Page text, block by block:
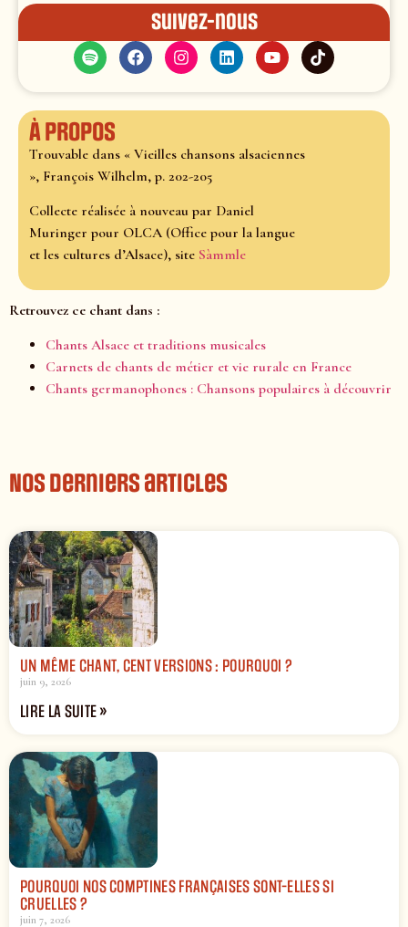
Suivez-nous
À propos
Trouvable dans « Vieilles chansons alsaciennes
», François Wilhelm, p. 202-205
Collecte réalisée à nouveau par Daniel
Muringer pour OLCA (Office pour la langue
et les cultures d’Alsace), site Sàmmle
Retrouvez ce chant dans :
Chants Alsace et traditions musicales
Carnets de chants de métier et vie rurale en France
Chants germanophones : Chansons populaires à découvrir
Nos derniers articles
UN MÊME CHANT, CENT VERSIONS : POURQUOI ?
juin 9, 2026
LIRE LA SUITE »
POURQUOI NOS COMPTINES FRANÇAISES SONT-ELLES SI
CRUELLES ?
juin 7, 2026